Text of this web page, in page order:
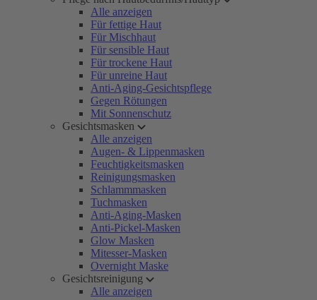
Alle anzeigen
Für fettige Haut
Für Mischhaut
Für sensible Haut
Für trockene Haut
Für unreine Haut
Anti-Aging-Gesichtspflege
Gegen Rötungen
Mit Sonnenschutz
Gesichtsmasken
Alle anzeigen
Augen- & Lippenmasken
Feuchtigkeitsmasken
Reinigungsmasken
Schlammmasken
Tuchmasken
Anti-Aging-Masken
Anti-Pickel-Masken
Glow Masken
Mitesser-Masken
Overnight Maske
Gesichtsreinigung
Alle anzeigen